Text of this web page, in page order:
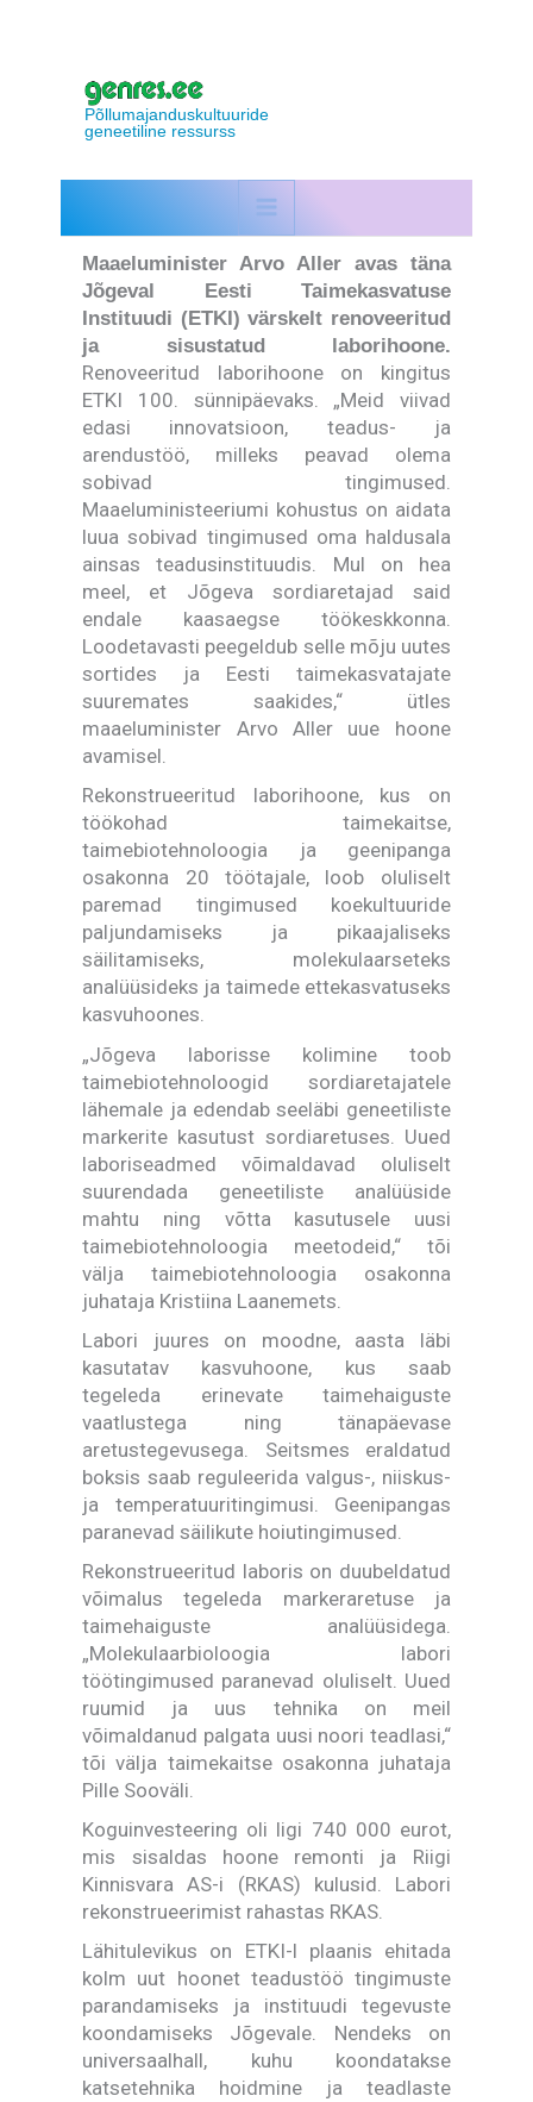
Põllumajanduskultuuride
geneetiline ressurss
Maaeluminister Arvo Aller avas täna
Jõgeval Eesti Taimekasvatuse
Instituudi (ETKI) värskelt renoveeritud
ja sisustatud laborihoone.
Renoveeritud laborihoone on kingitus
ETKI 100. sünnipäevaks. „Meid viivad
edasi innovatsioon, teadus- ja
arendustöö, milleks peavad olema
sobivad tingimused.
Maaeluministeeriumi kohustus on aidata
luua sobivad tingimused oma haldusala
ainsas teadusinstituudis. Mul on hea
meel, et Jõgeva sordiaretajad said
endale kaasaegse töökeskkonna.
Loodetavasti peegeldub selle mõju uutes
sortides ja Eesti taimekasvatajate
suuremates saakides,“ ütles
maaeluminister Arvo Aller uue hoone
avamisel.
Rekonstrueeritud laborihoone, kus on
töökohad taimekaitse,
taimebiotehnoloogia ja geenipanga
osakonna 20 töötajale, loob oluliselt
paremad tingimused koekultuuride
paljundamiseks ja pikaajaliseks
säilitamiseks, molekulaarseteks
analüüsideks ja taimede ettekasvatuseks
kasvuhoones.
„Jõgeva laborisse kolimine toob
taimebiotehnoloogid sordiaretajatele
lähemale ja edendab seeläbi geneetiliste
markerite kasutust sordiaretuses. Uued
laboriseadmed võimaldavad oluliselt
suurendada geneetiliste analüüside
mahtu ning võtta kasutusele uusi
taimebiotehnoloogia meetodeid,“ tõi
välja taimebiotehnoloogia osakonna
juhataja Kristiina Laanemets.
Labori juures on moodne, aasta läbi
kasutatav kasvuhoone, kus saab
tegeleda erinevate taimehaiguste
vaatlustega ning tänapäevase
aretustegevusega. Seitsmes eraldatud
boksis saab reguleerida valgus-, niiskus-
ja temperatuuritingimusi. Geenipangas
paranevad säilikute hoiutingimused.
Rekonstrueeritud laboris on duubeldatud
võimalus tegeleda markeraretuse ja
taimehaiguste analüüsidega.
„Molekulaarbioloogia labori
töötingimused paranevad oluliselt. Uued
ruumid ja uus tehnika on meil
võimaldanud palgata uusi noori teadlasi,“
tõi välja taimekaitse osakonna juhataja
Pille Sooväli.
Koguinvesteering oli ligi 740 000 eurot,
mis sisaldas hoone remonti ja Riigi
Kinnisvara AS-i (RKAS) kulusid. Labori
rekonstrueerimist rahastas RKAS.
Lähitulevikus on ETKI-l plaanis ehitada
kolm uut hoonet teadustöö tingimuste
parandamiseks ja instituudi tegevuste
koondamiseks Jõgevale. Nendeks on
universaalhall, kuhu koondatakse
katsetehnika hoidmine ja teadlaste